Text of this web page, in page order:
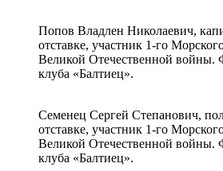
Попов Владлен Николаевич,
отставке, участник 1-го
Великой Отечественной войны.
клуба «Балтиец».
Семенец Сергей Степанович,
отставке, участник 1-го
Великой Отечественной войны.
клуба «Балтиец».